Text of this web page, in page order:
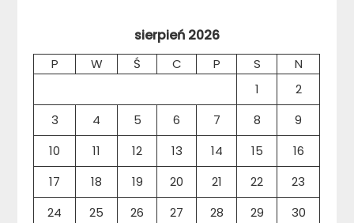
sierpień 2026
P W Ś C P S
N
1
2
3
4 5 6 7 8
9
10
11 12 13 14 15
16
17
18 19 20 21 22
23
24
25 26 27 28 29
30